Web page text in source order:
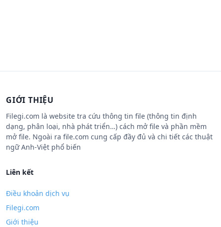
GIỚI THIỆU
Filegi.com là website tra cứu thông tin file (thông tin định
dạng, phân loại, nhà phát triển…) cách mở file và phần mềm
mở file. Ngoài ra file.com cung cấp đầy đủ và chi tiết các thuật
ngữ Anh-Việt phổ biến
Liên kết
Điều khoản dịch vụ
Filegi.com
Giới thiệu